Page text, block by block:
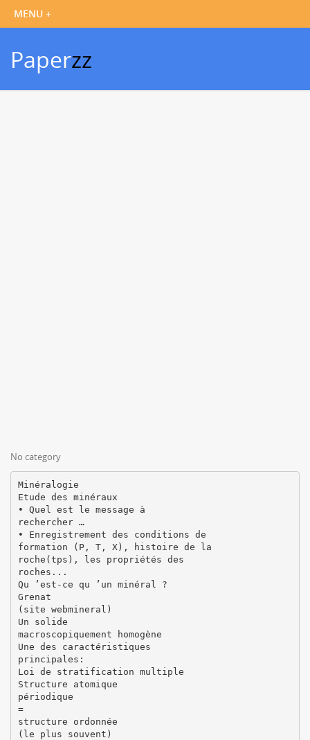
Paperzz
No category
Minéralogie
Etude des minéraux
• Quel est le message à
rechercher …
• Enregistrement des conditions de
formation (P, T, X), histoire de la
roche(tps), les propriétés des
roches...
Qu ’est-ce qu ’un minéral ?
Grenat
(site webmineral)
Un solide
macroscopiquement homogène
Une des caractéristiques
principales:
Loi de stratification multiple
Structure atomique
périodique
=
structure ordonnée
(le plus souvent)